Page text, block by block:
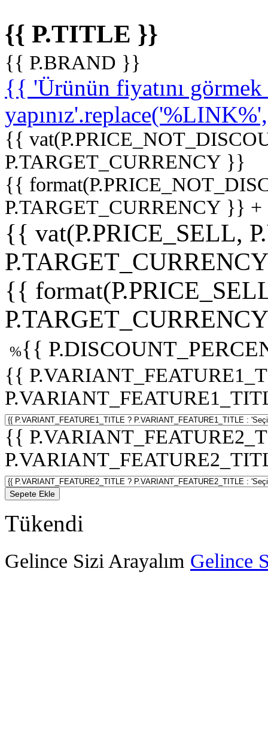
{{ P.TITLE }}
{{ P.BRAND }}
{{ 'Ürünün fiyatını
{{
P.TARGET_CURRENCY }}
{{
P.TARGET_CURRENCY }}
{{ vat(P.PRICE_SELL,
{{
%{{
{{
{{
Sepete Ekle
Tükendi
Gelince Sizi Arayalım Gelince